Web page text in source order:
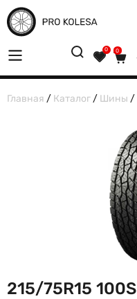
0 0
Главная / Каталог / Шины /
215/75R15